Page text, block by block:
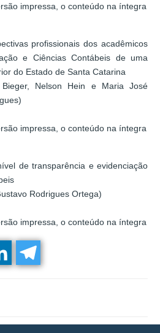
impressa, o conteúdo na íntegra
profissionais dos acadêmicos
e Ciências Contábeis de uma
do Estado de Santa Catarina
Nelson Hein e Maria José
impressa, o conteúdo na íntegra
de transparência e evidenciação
Rodrigues Ortega)
impressa, o conteúdo na íntegra